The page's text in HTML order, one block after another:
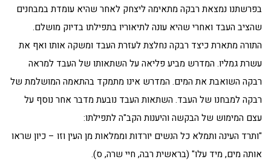
בפרשתנו נמצאת רבקה מתאימה ליצחק לאחר שהיא עומדת במבחנים
שהציב העבד ואחרי שהיא עונה לתיאוריו בתפילתו בדיוק מושלם.
התורה מתארת כיצד רבקה נחלצת לעזרת העבד ומשקה אותו ואף את
עשרת גמליו. המדרש מביע פליאה על השתאותו של העבד למראה
רבקה השואבת את המים. המדרש אינו מתמקד בהתאמה המושלמת של
רבקה למבחנו של העבד. השתאות העבד נובעת מדבר אחר נוסף על
עצם המימוש של הבקשה והיענות הקב"ה לתפילתו:
"ותרד העינה ותמלא כל הנשים יורדות וממלאות מן העין וזו – כיון שראו
אותה מים, מיד עלו" (בראשית רבה, חיי שרה, ס).